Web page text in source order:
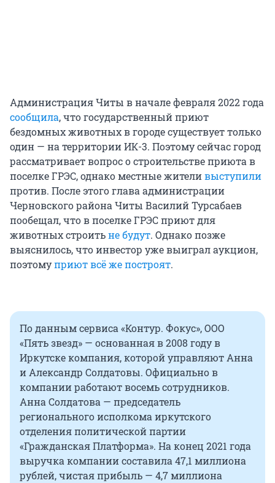
Администрация Читы в начале февраля 2022 года
сообщила, что государственный приют
бездомных животных в городе существует только
один — на территории ИК-3. Поэтому сейчас город
рассматривает вопрос о строительстве приюта в
поселке ГРЭС, однако местные жителивыступили
против. После этого глава администрации
Черновского района Читы Василий Турсабаев
пообещал, что в поселке ГРЭС приют для
животных строитьне будут. Однако позже
выяснилось, что инвестор уже выиграл аукцион,
поэтомуприют всё же построят.
По данным сервиса «Контур. Фокус», ООО
«Пять звезд» — основанная в 2008 году в
Иркутске компания, которой управляют Анна
и Александр Солдатовы. Официально в
компании работают восемь сотрудников.
Анна Солдатова — председатель
регионального исполкома иркутского
отделения политической партии
«Гражданская Платформа». На конец 2021 года
выручка компании составила 47,1 миллиона
рублей, чистая прибыль — 4,7 миллиона